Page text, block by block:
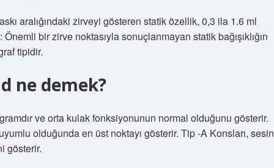
aralığındaki zirveyi gösteren statik özellik, 0,3 ila 1.6 ml
bir zirve noktasıyla sonuçlanmayan statik bağışıklığın
tipidir.
ne demek?
ve orta kulak fonksiyonunun normal olduğunu gösterir.
olduğunda en üst noktayı gösterir. Tip -A Konsları, sesin
gösterir.